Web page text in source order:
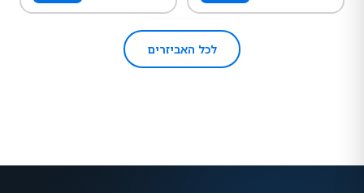
לכל האביזרים